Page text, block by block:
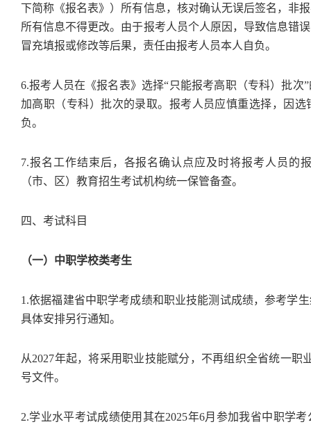
下简称《报名表》）所有信息，核对确认无误后签名，非
所有信息不得更改。由于报考人员个人原因，导致信息错
冒充填报或修改等后果，责任由报考人员本人自负。
6.报考人员在《报名表》选择“只能报考高职（专科）批次
加高职（专科）批次的录取。报考人员应慎重选择，因
负。
7.报名工作结束后，各报名确认点应及时将报考人员的
（市、区）教育招生考试机构统一保管备查。
四、考试科目
（一）中职学校类考生
1.依据福建省中职学考成绩和职业技能测试成绩，参考学
具体安排另行通知。
从2027年起，将采用职业技能赋分，不再组织全省统一职
号文件。
2.学业水平考试成绩使用其在2025年6月参加我省中职学